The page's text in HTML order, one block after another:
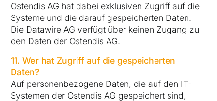
Ostendis AG hat dabei exklusiven Zugriff auf die
Systeme und die darauf gespeicherten Daten.
Die Datawire AG verfügt über keinen Zugang zu
den Daten der Ostendis AG.
11. Wer hat Zugriff auf die gespeicherten
Daten?
Auf personenbezogene Daten, die auf den IT-
Systemen der Ostendis AG gespeichert sind,